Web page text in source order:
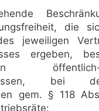
die
jeweiligen
ergeben,
bei
gem. § 118